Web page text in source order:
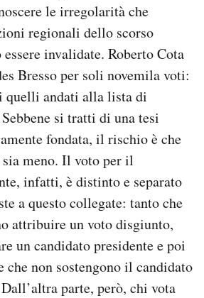
le irregolarità che
regionali dello scorso
invalidate. Roberto Cota
Bresso per soli novemila voti:
quelli andati alla lista di
si tratti di una tesi
fondata, il rischio è che
meno. Il voto per il
infatti, è distinto e separato
a questo collegate: tanto che
attribuire un voto disgiunto,
un candidato presidente e poi
che non sostengono il candidato
parte, però, chi vota